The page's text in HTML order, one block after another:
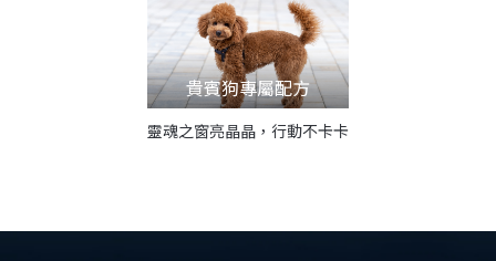
貴賓狗專屬配方
靈魂之窗亮晶晶，行動不卡卡